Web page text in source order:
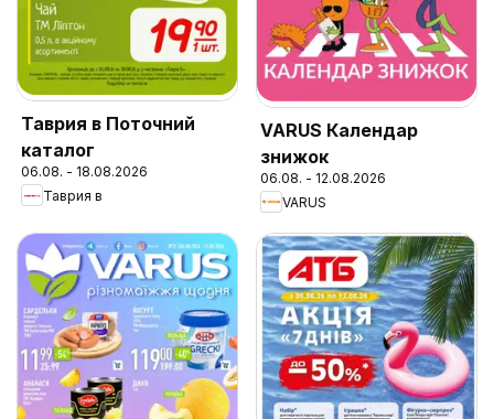
Таврия в Поточний
каталог
06.08. - 18.08.2026
Таврия в
VARUS Календар
знижок
06.08. - 12.08.2026
VARUS